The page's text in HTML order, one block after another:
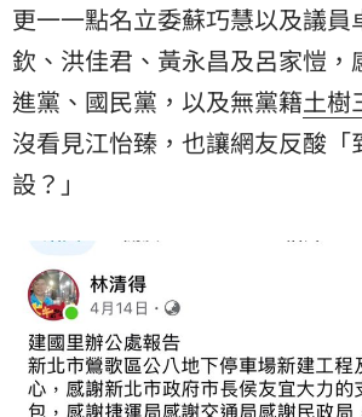
更一一點名立委蘇巧慧以及議員
欽、洪佳君、黃永昌及呂家愷，
進黨、國民黨，以及無黨籍土樹
沒看見江怡臻，也讓網友反酸「
設？」